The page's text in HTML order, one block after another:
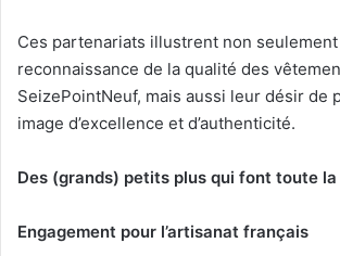
Ces partenariats illustrent non
reconnaissance de la qualité des
SeizePointNeuf, mais aussi leur désir de
image d’excellence et d’authenticité.
Des (grands) petits plus qui font toute
Engagement pour l’artisanat français